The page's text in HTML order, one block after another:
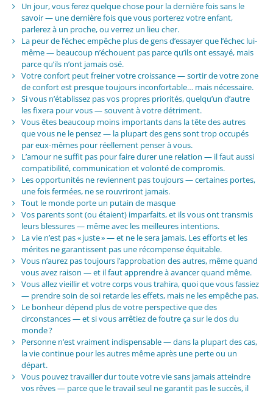
Un jour, vous ferez quelque chose pour la dernière fois sans le
savoir — une dernière fois que vous porterez votre enfant,
parlerez à un proche, ou verrez un lieu cher.
La peur de l’échec empêche plus de gens d’essayer que l’échec lui-
même — beaucoup n’échouent pas parce qu’ils ont essayé, mais
parce qu’ils n’ont jamais osé.
Votre confort peut freiner votre croissance — sortir de votre zone
de confort est presque toujours inconfortable… mais nécessaire.
Si vous n’établissez pas vos propres priorités, quelqu’un d’autre
les fixera pour vous — souvent à votre détriment.
Vous êtes beaucoup moins importants dans la tête des autres
que vous ne le pensez — la plupart des gens sont trop occupés
par eux-mêmes pour réellement penser à vous.
L’amour ne suffit pas pour faire durer une relation — il faut aussi
compatibilité, communication et volonté de compromis.
Les opportunités ne reviennent pas toujours — certaines portes,
une fois fermées, ne se rouvriront jamais.
Tout le monde porte un putain de masque
Vos parents sont (ou étaient) imparfaits, et ils vous ont transmis
leurs blessures — même avec les meilleures intentions.
La vie n’est pas « juste » — et ne le sera jamais. Les efforts et les
mérites ne garantissent pas une récompense équitable.
Vous n’aurez pas toujours l’approbation des autres, même quand
vous avez raison — et il faut apprendre à avancer quand même.
Vous allez vieillir et votre corps vous trahira, quoi que vous fassiez
— prendre soin de soi retarde les effets, mais ne les empêche pas.
Le bonheur dépend plus de votre perspective que des
circonstances — et si vous arrêtiez de foutre ça sur le dos du
monde ?
Personne n’est vraiment indispensable — dans la plupart des cas,
la vie continue pour les autres même après une perte ou un
départ.
Vous pouvez travailler dur toute votre vie sans jamais atteindre
vos rêves — parce que le travail seul ne garantit pas le succès, il